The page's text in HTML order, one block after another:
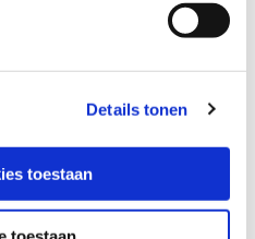
Details tonen
toestaan
Geniet
van je